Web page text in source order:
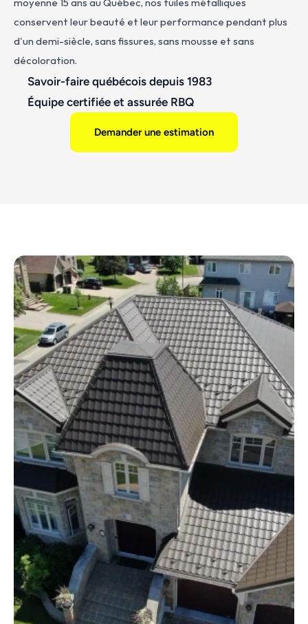
conservent leur beauté et leur performance pendant plus
d'un demi-siècle, sans fissures, sans mousse et sans
décoloration.
Savoir-faire québécois depuis 1983
Équipe certifiée et assurée RBQ
Demander une estimation